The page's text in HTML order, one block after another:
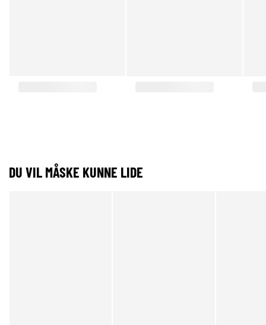
DU VIL MÅSKE KUNNE LIDE